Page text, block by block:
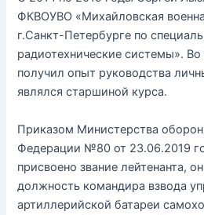
ФКВОУВО «Михайловская
г.Санкт-Петербурге по
радиотехнические системы».
получил опыт руководства
являлся старшиной курса.
Приказом Министерства
Федерации №80 от 23.06.2019
присвоено звание лейтенанта,
должность командира взвода
артиллерийской батареи